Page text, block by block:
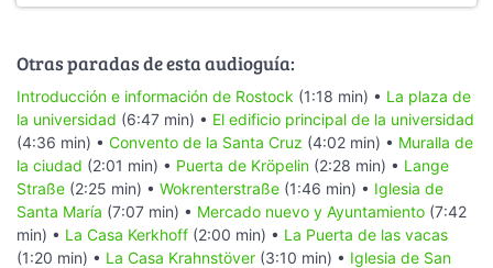
Otras paradas de esta audioguía:
Introducción e información de Rostock (1:18 min) • La plaza de
la universidad (6:47 min) • El edificio principal de la universidad
(4:36 min) • Convento de la Santa Cruz (4:02 min) • Muralla de
la ciudad (2:01 min) • Puerta de Kröpelin (2:28 min) • Lange
Straße (2:25 min) • Wokrenterstraße (1:46 min) • Iglesia de
Santa María (7:07 min) • Mercado nuevo y Ayuntamiento (7:42
min) • La Casa Kerkhoff (2:00 min) • La Puerta de las vacas
(1:20 min) • La Casa Krahnstöver (3:10 min) • Iglesia de San